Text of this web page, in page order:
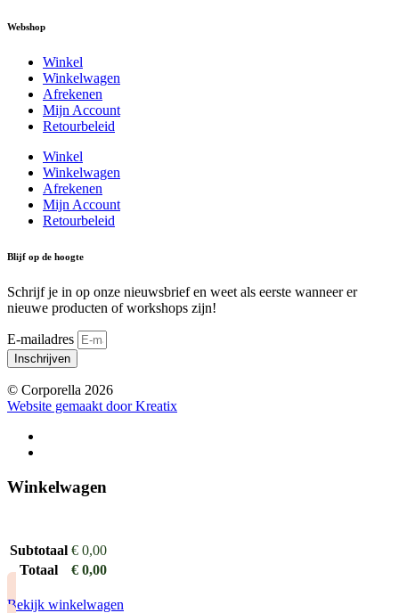
Webshop
Winkel
Winkelwagen
Afrekenen
Mijn Account
Retourbeleid
Winkel
Winkelwagen
Afrekenen
Mijn Account
Retourbeleid
Blijf op de hoogte
Schrijf je in op onze nieuwsbrief en weet als eerste wanneer er
nieuwe producten of workshops zijn!
E-mailadres
Inschrijven
© Corporella 2026
Website gemaakt door Kreatix
Winkelwagen
Subtotaal € 0,00
Totaal
€ 0,00
Bekijk winkelwagen